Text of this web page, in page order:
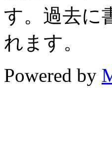
す。過去に
れます。
Powered by